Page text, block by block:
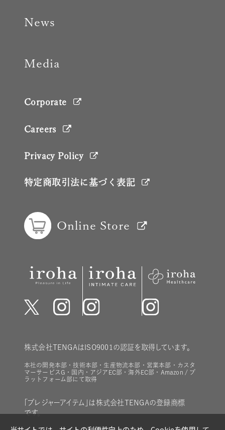
News
Media
Online Store
株式会社TENGAはISO9001の認証を取得しています。
本社の開発本部・技術本部・生産物流本部・営業本部・カスタ
マーサービスG・国内・アジアEC部・海外EC部・Amazon / プ
ラットフォーム部にて取得
「プレジャーアイテム」は株式会社TENGAの登録商標
です。
Corporate
Careers
Privacy Policy
特定商取引法に基づく表記